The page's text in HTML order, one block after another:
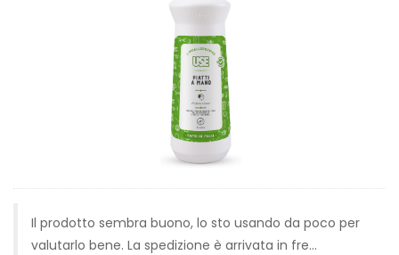
Il prodotto sembra buono, lo sto usando da poco per
valutarlo bene. La spedizione è arrivata in fre…